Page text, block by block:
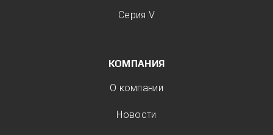
Серия V
КОМПАНИЯ
О компании
Новости